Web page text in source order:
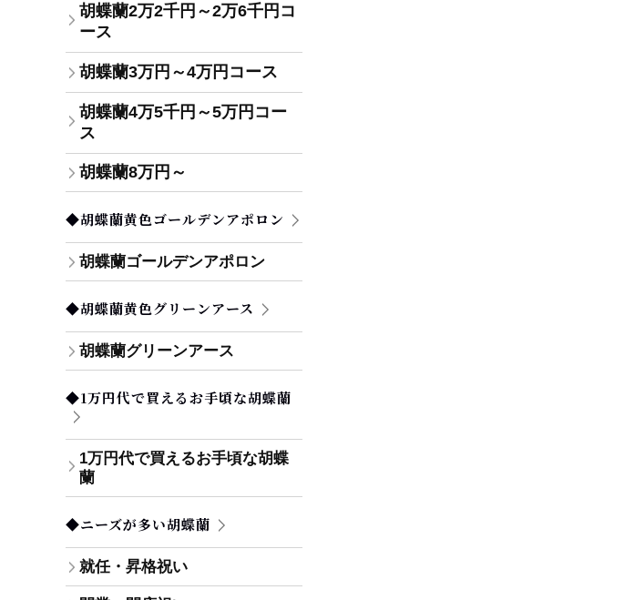
胡蝶蘭2万2千円～2万6千円コ
ース
胡蝶蘭3万円～4万円コース
胡蝶蘭4万5千円～5万円コー
ス
胡蝶蘭8万円～
◆胡蝶蘭黄色ゴールデンアポロン
胡蝶蘭ゴールデンアポロン
◆胡蝶蘭黄色グリーンアース
胡蝶蘭グリーンアース
◆1万円代で買えるお手頃な胡蝶蘭
1万円代で買えるお手頃な胡蝶
蘭
◆ニーズが多い胡蝶蘭
就任・昇格祝い